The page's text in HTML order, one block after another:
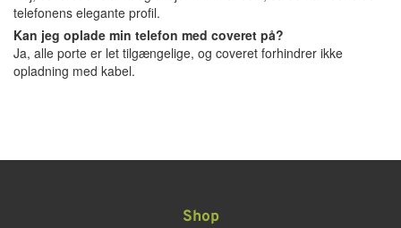
telefonens elegante profil.
Kan jeg oplade min telefon med coveret på?
Ja, alle porte er let tilgængelige, og coveret forhindrer ikke
opladning med kabel.
Shop